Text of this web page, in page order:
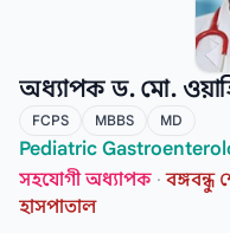
অধ্যাপক ড. মো.
FCPS MBBS MD
Pediatric
সহযোগী অধ্যাপক ·বঙ্গবন্ধু
হাসপাতাল